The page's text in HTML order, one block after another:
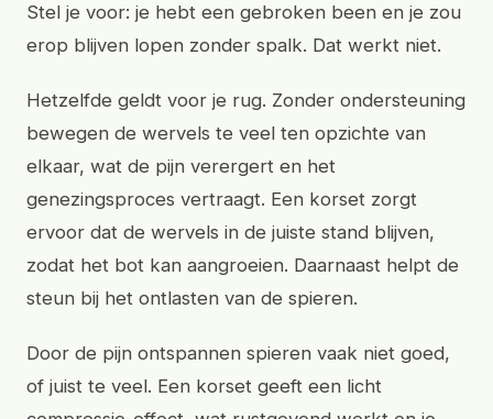
Stel je voor: je hebt een gebroken been en je zou
erop blijven lopen zonder spalk. Dat werkt niet.
Hetzelfde geldt voor je rug. Zonder ondersteuning
bewegen de wervels te veel ten opzichte van
elkaar, wat de pijn verergert en het
genezingsproces vertraagt. Een korset zorgt
ervoor dat de wervels in de juiste stand blijven,
zodat het bot kan aangroeien. Daarnaast helpt de
steun bij het ontlasten van de spieren.
Door de pijn ontspannen spieren vaak niet goed,
of juist te veel. Een korset geeft een licht